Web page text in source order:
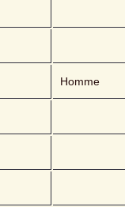
Homme